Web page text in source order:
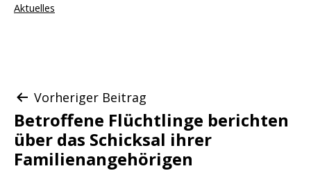
am
Kategorisiert
Aktuelles
Beitragsnavigation
Vorheriger Beitrag
Betroffene Flüchtlinge berichten
über das Schicksal ihrer
Familienangehörigen